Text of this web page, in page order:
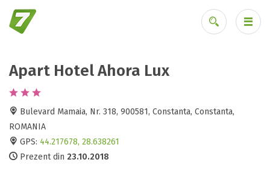
Apart Hotel Ahora Lux
Bulevard Mamaia, Nr. 318, 900581, Constanta, Constanta,
ROMANIA
GPS: 44.217678, 28.638261
Prezent din 23.10.2018